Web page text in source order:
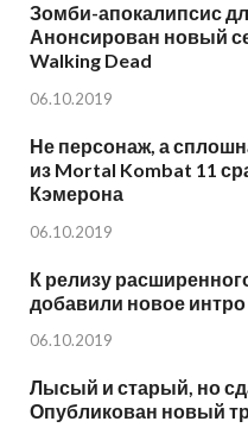
Зомби-апокалипсис
Анонсирован новый
Walking Dead
06.10.2019
Не персонаж, а
из Mortal Kombat 11
Кэмерона
06.10.2019
К релизу
добавили новое интро
06.10.2019
Лысый и старый, но
Опубликован новый